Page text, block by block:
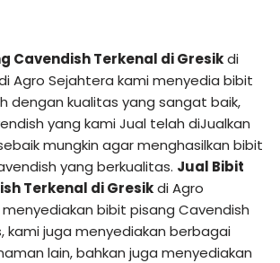
Cavendish Terkenal di Gresikdi
Agro Sejahtera kami menyedia bibit
dengan kualitas yang sangat baik,
yang kami Jual telah diJualkan
mungkin agar menghasilkan bibit
yang berkualitas. Jual Bibit
Terkenal di Gresikdi Agro
bibit pisang Cavendish
kami juga menyediakan berbagai
lain, bahkan juga menyediakan